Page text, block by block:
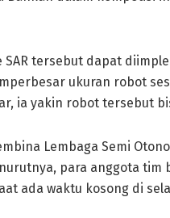
tersebut dapat
ukuran robot
ia yakin robot tersebut
Lembaga Semi
para anggota
ada waktu kosong di